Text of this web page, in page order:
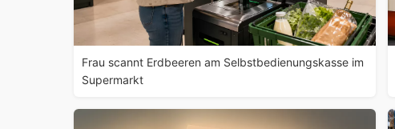
Frau scannt Erdbeeren am Selbstbedienungskasse im
Supermarkt